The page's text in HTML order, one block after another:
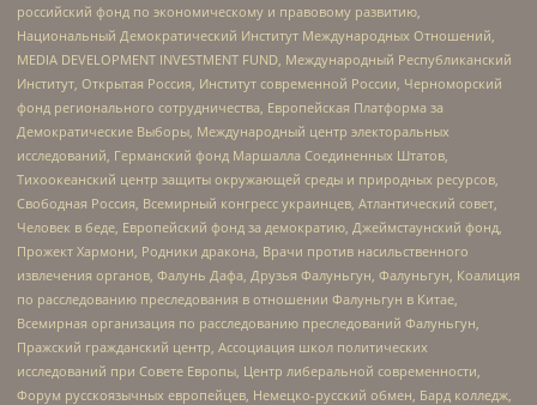
российский фонд по экономическому и правовому развитию,
Национальный Демократический Институт Международных Отношений,
MEDIA DEVELOPMENT INVESTMENT FUND, Международный Республиканский
Институт, Открытая Россия, Институт современной России, Черноморский
фонд регионального сотрудничества, Европейская Платформа за
Демократические Выборы, Международный центр электоральных
исследований, Германский фонд Маршалла Соединенных Штатов,
Тихоокеанский центр защиты окружающей среды и природных ресурсов,
Свободная Россия, Всемирный конгресс украинцев, Атлантический совет,
Человек в беде, Европейский фонд за демократию, Джеймстаунский фонд,
Прожект Хармони, Родники дракона, Врачи против насильственного
извлечения органов, Фалунь Дафа, Друзья Фалуньгун, Фалуньгун, Коалиция
по расследованию преследования в отношении Фалуньгун в Китае,
Всемирная организация по расследованию преследований Фалуньгун,
Пражский гражданский центр, Ассоциация школ политических
исследований при Совете Европы, Центр либеральной современности,
Форум русскоязычных европейцев, Немецко-русский обмен, Бард колледж,